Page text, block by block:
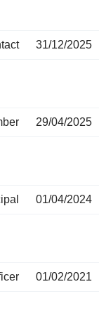
31/12/2025
29/04/2025
01/04/2024
01/02/2021